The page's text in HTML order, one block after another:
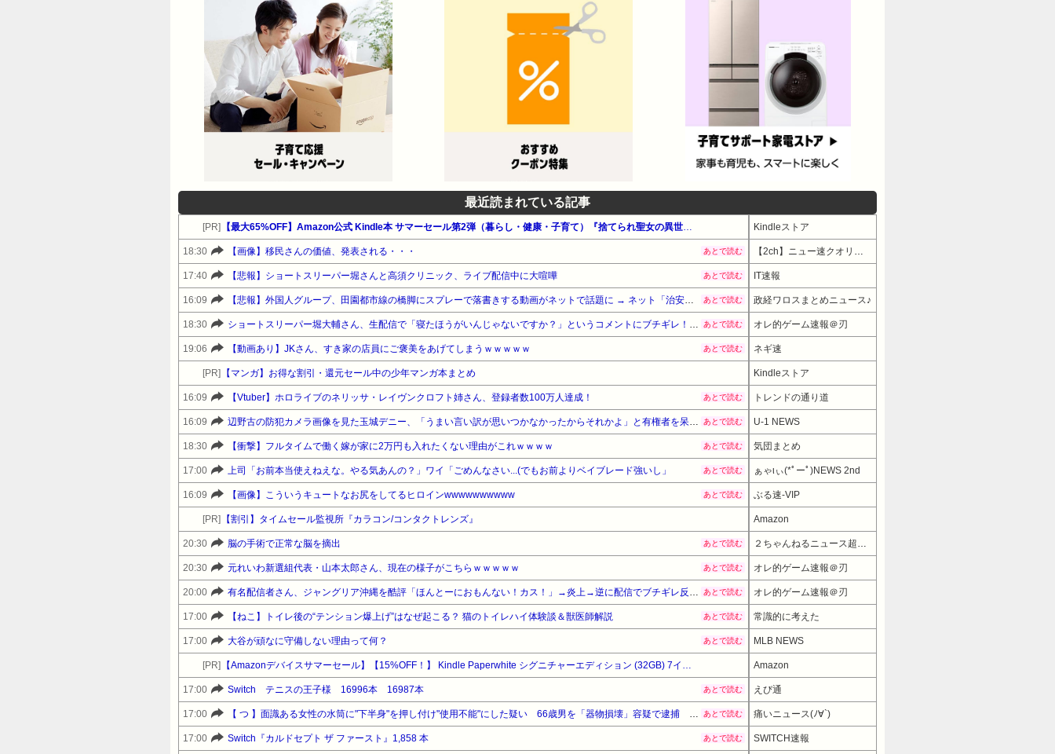
最近読まれている記事
[PR] Kindleストア
18:30 【画像】移民さんの価値、発表される・・・ あとで読む
17:40 【悲報】ショートスリーパー堀さんと高須クリニック、ライブ配信中に大喧嘩 あとで読む IT速報
16:09 あとで読む 政経ワロスまとめニュース♪
18:30 あとで読む オレ的ゲーム速報＠刃
19:06 【動画あり】JKさん、すき家の店員にご褒美をあげてしまうｗｗｗｗｗ あとで読む ネギ速
[PR] 【マンガ】お得な割引・還元セール中の少年マンガ本まとめ Kindleストア
16:09 【Vtuber】ホロライブのネリッサ・レイヴンクロフト姉さん、登録者数100万人達成！ あとで読む トレンドの通り道
16:09 あとで読む U-1 NEWS
18:30 【衝撃】フルタイムで働く嫁が家に2万円も入れたくない理由がこれｗｗｗｗ あとで読む 気団まとめ
17:00 上司「お前本当使えねえな。やる気あんの？」ワイ「ごめんなさい...(でもお前よりベイブレード強いし」 あとで読む ぁゃιぃ(*ﾟーﾟ)NEWS 2nd
16:09 【画像】こういうキュートなお尻をしてるヒロインwwwwwwwwww あとで読む ぶる速-VIP
[PR] 【割引】タイムセール監視所『カラコン/コンタクトレンズ』 Amazon
20:30 脳の手術で正常な脳を摘出 あとで読む
20:30 元れいわ新選組代表・山本太郎さん、現在の様子がこちらｗｗｗｗｗ あとで読む オレ的ゲーム速報＠刃
20:00 あとで読む オレ的ゲーム速報＠刃
17:00 【ねこ】トイレ後の“テンション爆上げ”はなぜ起こる？ 猫のトイレハイ体験談＆獣医師解説 あとで読む 常識的に考えた
17:00 大谷が頑なに守備しない理由って何？ あとで読む MLB NEWS
[PR] Amazon
17:00 Switch テニスの王子様 16996本 16987本 あとで読む えび通
17:00 あとで読む 痛いニュース(ﾉ∀`)
17:00 Switch『カルドセプト ザ ファースト』1,858 本 あとで読む SWITCH速報